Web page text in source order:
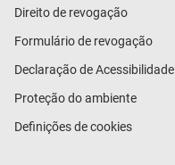
Direito de revogação
Formulário de revogação
Declaração de Acessibilidade
Proteção do ambiente
Definições de cookies